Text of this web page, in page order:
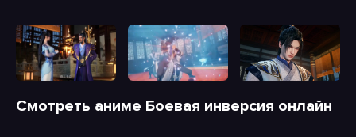
Смотреть аниме Боевая инверсия онлайн